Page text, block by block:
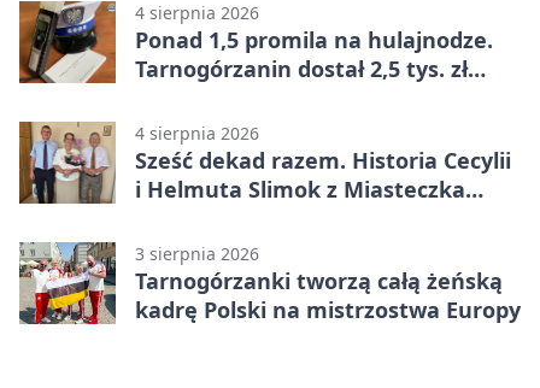
4 sierpnia 2026
Ponad 1,5 promila na hulajnodze.
Tarnogórzanin dostał 2,5 tys. zł
4 sierpnia 2026
Sześć dekad razem. Historia Cecylii
i Helmuta Slimok z Miasteczka
3 sierpnia 2026
Tarnogórzanki tworzą całą żeńską
kadrę Polski na mistrzostwa Europy